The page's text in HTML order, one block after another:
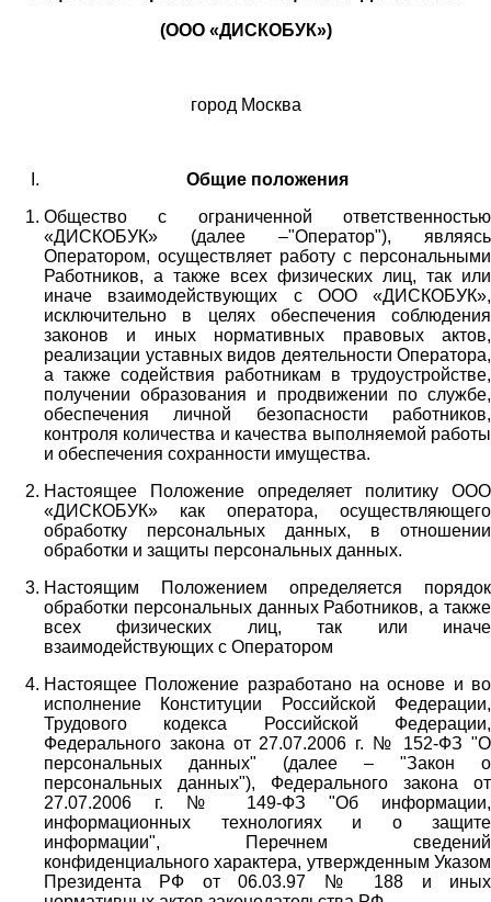
(ООО «ДИСКОБУК»)
город Москва
Общие положения
Общество с ограниченной ответственностью
«ДИСКОБУК» (далее –"Оператор"), являясь
Оператором, осуществляет работу с персональными
Работников, а также всех физических лиц, так или
иначе взаимодействующих с ООО «ДИСКОБУК»,
исключительно в целях обеспечения соблюдения
законов и иных нормативных правовых актов,
реализации уставных видов деятельности Оператора,
а также содействия работникам в трудоустройстве,
получении образования и продвижении по службе,
обеспечения личной безопасности работников,
контроля количества и качества выполняемой работы
и обеспечения сохранности имущества.
Настоящее Положение определяет политику ООО
«ДИСКОБУК» как оператора, осуществляющего
обработку персональных данных, в отношении
обработки и защиты персональных данных.
Настоящим Положением определяется порядок
обработки персональных данных Работников, а также
всех физических лиц, так или иначе
взаимодействующих с Оператором
Настоящее Положение разработано на основе и во
исполнение Конституции Российской Федерации,
Трудового кодекса Российской Федерации,
Федерального закона от 27.07.2006 г. № 152-ФЗ "О
персональных данных" (далее – "Закон о
персональных данных"), Федерального закона от
27.07.2006 г. № 149-ФЗ "Об информации,
информационных технологиях и о защите
информации", Перечнем сведений
конфиденциального характера, утвержденным Указом
Президента РФ от 06.03.97 № 188 и иных